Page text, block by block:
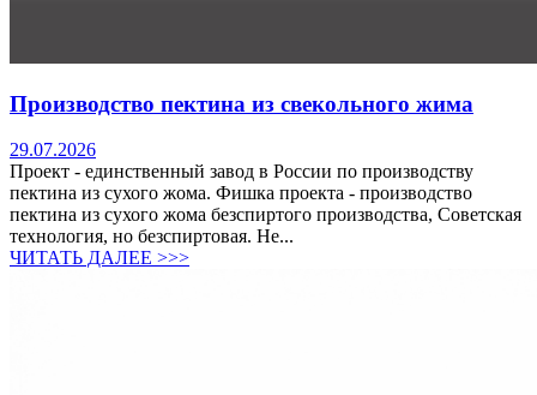
Производство пектина из свекольного жима
29.07.2026
Проект - единственный завод в России по производству
пектина из сухого жома. Фишка проекта - производство
пектина из сухого жома безспиртого производства, Советская
технология, но безспиртовая. Не...
ЧИТАТЬ ДАЛЕЕ >>>